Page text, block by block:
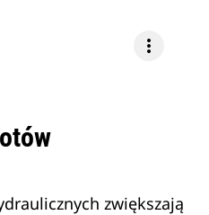
more_vert
zwiększają